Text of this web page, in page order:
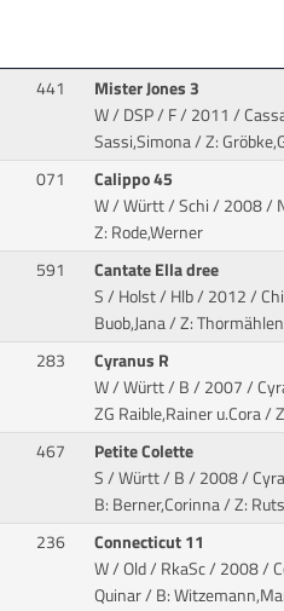
441
Mister Jones 3
W / DSP / F / 2011 /
Sassi,Simona / Z:
071
Calippo 45
W / Württ / Schi / 2008 /
Z: Rode,Werner
591
Cantate Ella dree
S / Holst / Hlb / 2012 /
Buob,Jana / Z:
283
Cyranus R
W / Württ / B / 2007 /
ZG Raible,Rainer u.Cora /
467
Petite Colette
S / Württ / B / 2008 /
B: Berner,Corinna / Z:
236
Connecticut 11
W / Old / RkaSc / 2008 /
Quinar/ B: